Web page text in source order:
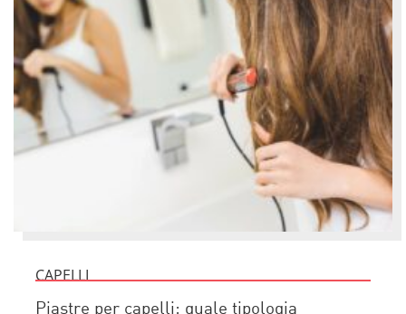
CAPELLI
Piastre per capelli: quale tipologia